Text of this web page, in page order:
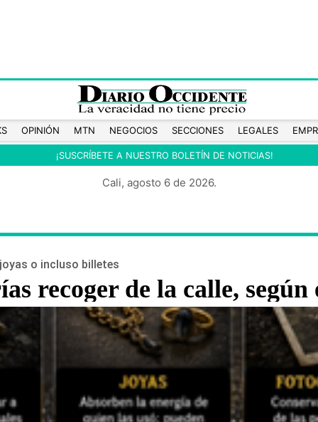
OPINIÓN MTN NEGOCIOS SECCIONES LEGALES
¡SUSCRÍBETE A NUESTRO BOLETÍN DE NOTICIAS!
Cali, agosto 6 de 2026.
o incluso billetes
recoger de la calle, según